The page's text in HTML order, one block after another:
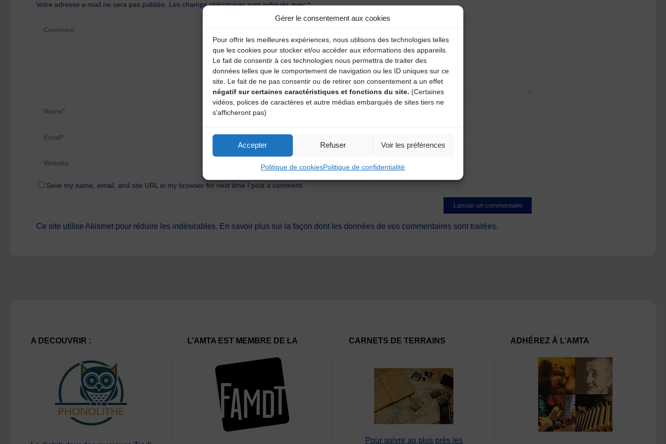
Gérer le consentement aux cookies
Pour offrir les meilleures expériences, nous utilisons des technologies telles
que les cookies pour stocker et/ou accéder aux informations des appareils.
Le fait de consentir à ces technologies nous permettra de traiter des
données telles que le comportement de navigation ou les ID uniques sur ce
site. Le fait de ne pas consentir ou de retirer son consentement a un effet
négatif sur certaines caractéristiques et fonctions du site. (Certaines
vidéos, polices de caractères et autre médias embarqués de sites tiers ne
s'afficheront pas)
Accepter Refuser Voir les préférences
Politique de cookiesPolitique de confidentialité
Votre adresse e-mail ne sera pas publiée. Les champs obligatoires sont indiqués avec*
Save my name, email, and site URL in my browser for next time I post a comment.
Ce site utilise Akismet pour réduire les indésirables. En savoir plus sur la façon dont les données de vos commentaires sont traitées.
A DECOUVRIR : L’AMTA EST MEMBRE DE LA CARNETS DE TERRAINS
Pour suivre au plus près les
ADHÉREZ À L’AMTA